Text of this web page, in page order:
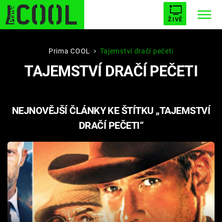
ŽIVĚ
STARHOUSE BUFFY, PŘEMOŽITELKA UPÍRŮ
ESCAPE PLNEJ KOTEL AVENGERS 5
Filmy
Seriály
Hry
Prima COOL Tajemství dračí pečeti
TAJEMSTVÍ DRAČÍ PEČETI
NEJNOVĚJŠÍ ČLÁNKY KE ŠTÍTKU „TAJEMSTVÍ
DRAČÍ PEČETI“